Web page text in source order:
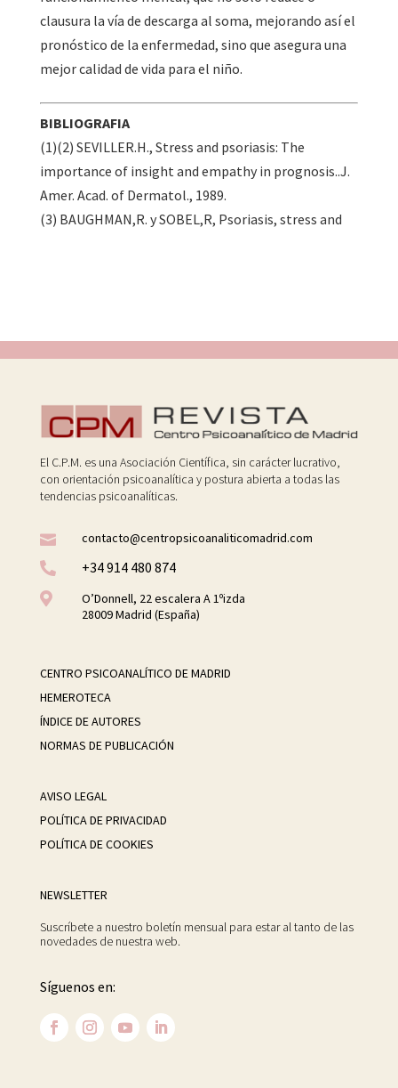
clausura la vía de descarga al soma, mejorando así el
pronóstico de la enfermedad, sino que asegura una
mejor calidad de vida para el niño.
BIBLIOGRAFIA
(1)(2) SEVILLER.H., Stress and psoriasis: The
importance of insight and empathy in prognosis..J.
Amer. Acad. of Dermatol., 1989.
(3) BAUGHMAN,R. y SOBEL,R, Psoriasis, stress and
El C.P.M. es una Asociación Científica, sin carácter lucrativo,
con orientación psicoanalítica y postura abierta a todas las
tendencias psicoanalíticas.

contacto@centropsicoanaliticomadrid.com

+34 914 480 874

O’Donnell, 22 escalera A 1ºizda
28009 Madrid (España)
CENTRO PSICOANALÍTICO DE MADRID
HEMEROTECA
ÍNDICE DE AUTORES
NORMAS DE PUBLICACIÓN
AVISO LEGAL
POLÍTICA DE PRIVACIDAD
POLÍTICA DE COOKIES
NEWSLETTER
Suscríbete a nuestro boletín mensual para estar al tanto de las
novedades de nuestra web.
Síguenos en: